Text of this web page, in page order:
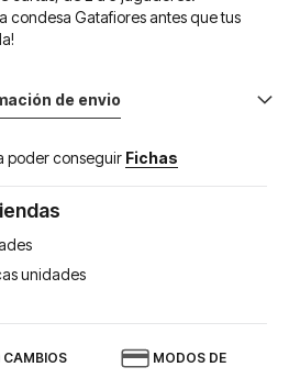
condesa Gatafiores antes que tus
de envio
poder conseguir Fichas
unidades
CAMBIOS MODOS DE